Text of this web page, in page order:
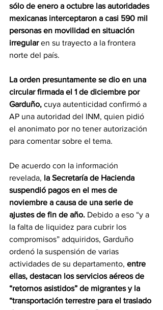
sólo de enero a octubre las autoridades
mexicanas interceptaron a casi 590 mil
personas en movilidad en situación
irregular en su trayecto a la frontera
norte del país.
La orden presuntamente se dio en una
circular firmada el 1 de diciembre por
Garduño, cuya autenticidad confirmó a
AP una autoridad del INM, quien pidió
el anonimato por no tener autorización
para comentar sobre el tema.
De acuerdo con la información
revelada, la Secretaría de Hacienda
suspendió pagos en el mes de
noviembre a causa de una serie de
ajustes de fin de año. Debido a eso “y a
la falta de liquidez para cubrir los
compromisos” adquiridos, Garduño
ordenó la suspensión de varias
actividades de su departamento, entre
ellas, destacan los servicios aéreos de
“retornos asistidos” de migrantes y la
“transportación terrestre para el traslado